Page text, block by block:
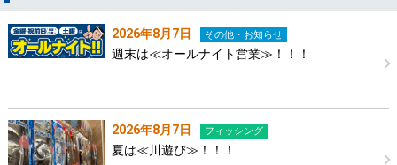
2026年8月7日 その他・お知らせ
週末は≪オールナイト営業≫！！！
2026年8月7日 フィッシング
夏は≪川遊び≫！！！